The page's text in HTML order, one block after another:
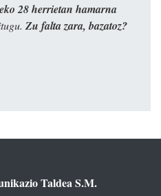
28 herrietan hamarna
Zu falta zara, bazatoz?
Taldea S.M.